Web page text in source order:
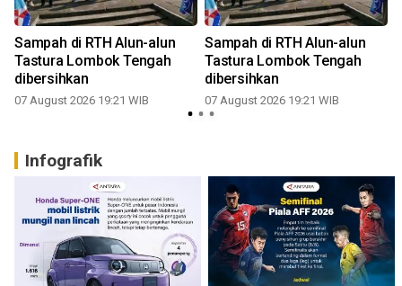
Sampah di RTH Alun-alun
Tastura Lombok Tengah
dibersihkan
07 August 2026 19:21 WIB
Sampah di RTH Alun-alun
Tastura Lombok Tengah
dibersihkan
07 August 2026 19:21 WIB
Infografik